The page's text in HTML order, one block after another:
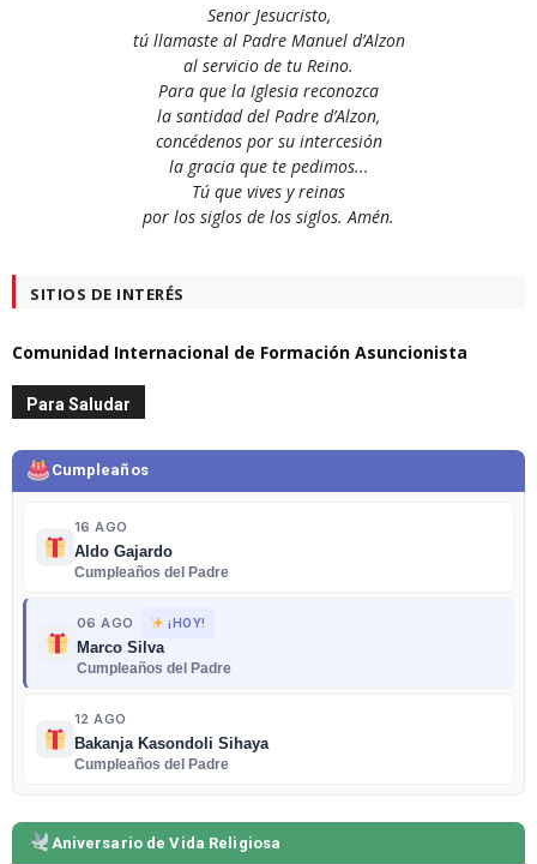
Senor Jesucristo,
tú llamaste al Padre Manuel d’Alzon
al servicio de tu Reino.
Para que la Iglesia reconozca
la santidad del Padre d’Alzon,
concédenos por su intercesión
la gracia que te pedimos...
Tú que vives y reinas
por los siglos de los siglos. Amén.
SITIOS DE INTERÉS
Comunidad Internacional de Formación Asuncionista
Para Saludar
Cumpleaños
16 AGO
Aldo Gajardo
Cumpleaños del Padre
06 AGO ¡HOY!
Marco Silva
Cumpleaños del Padre
12 AGO
Bakanja Kasondoli Sihaya
Cumpleaños del Padre
Aniversario de Vida Religiosa